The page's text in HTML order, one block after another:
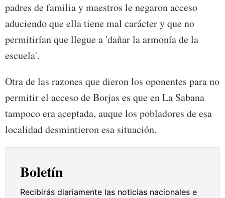
padres de familia y maestros le negaron acceso
aduciendo que ella tiene mal carácter y que no
permitirían que llegue a 'dañar la armonía de la
escuela'.
Otra de las razones que dieron los oponentes para no
permitir el acceso de Borjas es que en La Sabana
tampoco era aceptada, auque los pobladores de esa
localidad desmintieron esa situación.
Boletín
Recibirás diariamente las noticias nacionales e